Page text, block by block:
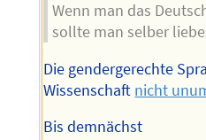
Wenn man das
sollte man selber
Die gendergerechte
Wissenschaft nicht
Bis demnächst